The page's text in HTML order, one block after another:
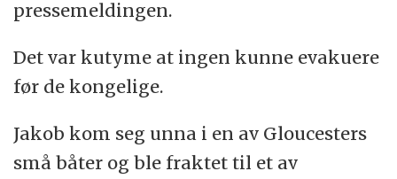
pressemeldingen.
Det var kutyme at ingen kunne evakuere
før de kongelige.
Jakob kom seg unna i en av Gloucesters
små båter og ble fraktet til et av